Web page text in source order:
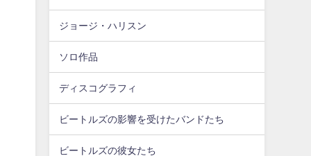
ジョージ・ハリスン
ソロ作品
ディスコグラフィ
ビートルズの影響を受けたバンドたち
ビートルズの彼女たち